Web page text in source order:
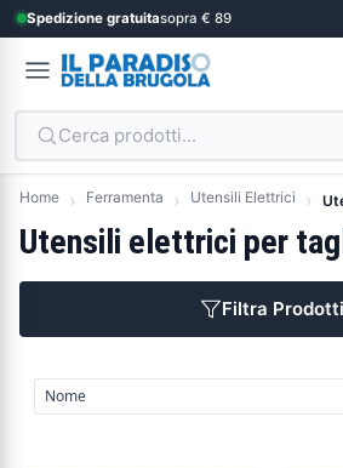
Spedizione gratuitasopra € 89
Cerca prodotti...
Home Ferramenta Utensili Elettrici
Utensili elettrici per
Filtra Prodotti